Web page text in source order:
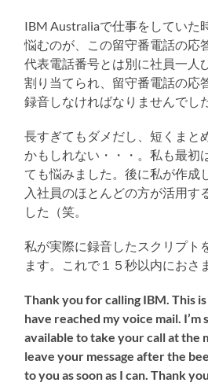
IBM Australiaで仕事をしていた
悩むのが、この留守番電話の応
代表電話番号とは別に社員一人
割り当てられ、留守番電話の応
録音しなければなりませんでし
長すぎてもダメだし、短くまと
かもしれない・・・。私も最初
ても悩みました。後に私が作成
入社員のほとんどの方が活用す
した（笑。
私が実際に録音したスクリプト
ます。これで１５秒以内におさ
Thank you for calling IBM. This is
have reached my voice mail. I’m
available to take your call at the
leave your message after the
to you as soon as I can. Thank